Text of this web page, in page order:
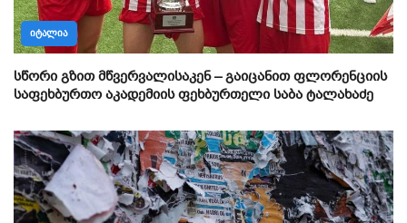
ᲘᲢᲐᲚᲘᲐ
სწორი გზით მწვერვალისაკენ – გაიცანით ფლორენციის
საფეხბურთო აკადემიის ფეხბურთელი საბა ტალახაძე